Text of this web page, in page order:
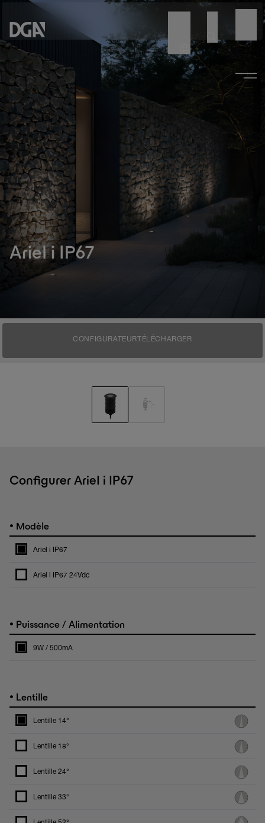
Ariel i IP67
CONFIGURATEURTÉLÉCHARGER
Configurer Ariel i IP67
• Modèle
Ariel i IP67
Ariel i IP67 24Vdc
• Puissance / Alimentation
9W / 500mA
• Lentille
Lentille 14°
Lentille 18°
Lentille 24°
Lentille 33°